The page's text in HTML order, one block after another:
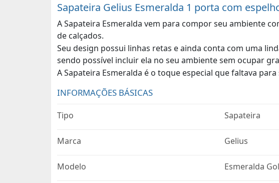
Sapateira Gelius Esmeralda 1 porta com
A Sapateira Esmeralda vem para compor seu ambiente
de calçados.
Seu design possui linhas retas e ainda conta com uma
sendo possível incluir ela no seu ambiente sem ocupar
A Sapateira Esmeralda é o toque especial que faltava
INFORMAÇÕES BÁSICAS
Tipo Sapateira
Marca Gelius
Modelo Esmeralda